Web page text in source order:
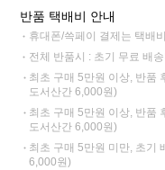
반품 택배비 안내
휴대폰/쓱페이 결제는 택배
전체 반품시 : 초기 무료 배
최초 구매 5만원 이상, 반품
도서산간 6,000원)
최초 구매 5만원 이상, 반품
도서산간 6,000원)
최초 구매 5만원 미만, 초기
6,000원)